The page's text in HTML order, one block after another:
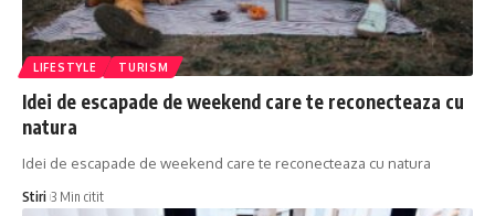
LIFESTYLE TURISM
Idei de escapade de weekend care te reconecteaza cu
natura
Idei de escapade de weekend care te reconecteaza cu natura
Stiri 3 Min citit